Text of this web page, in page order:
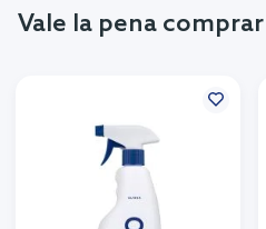
Vale la pena comprar